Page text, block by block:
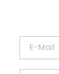
E-Mail